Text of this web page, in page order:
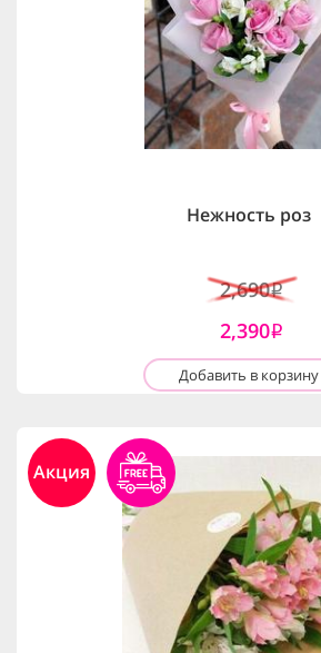
Нежность роз
2,690i
2,390i
Добавить в корзину
Акция